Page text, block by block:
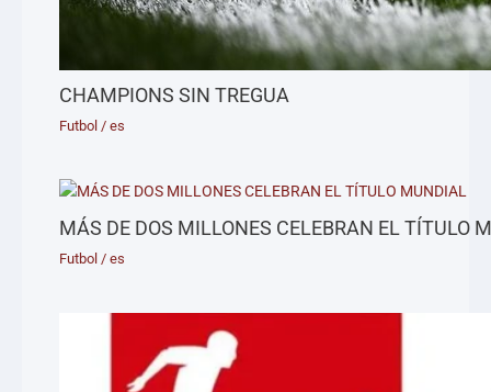
CHAMPIONS SIN TREGUA
Futbol /es
MÁS DE DOS MILLONES CELEBRAN EL TÍTULO
Futbol /es